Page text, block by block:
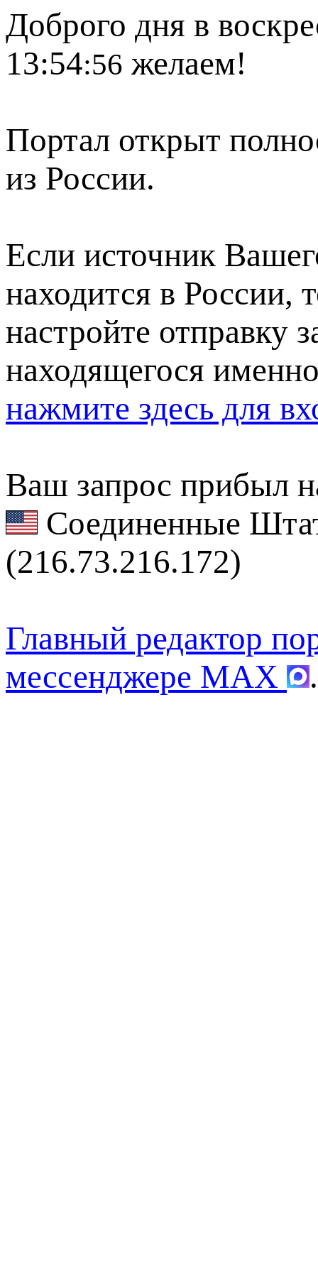
Доброго дня в
13:54:56 желаем!
Портал открыт
из России.
Если источник
находится в России,
настройте отправку
находящегося
нажмите здесь для
Ваш запрос прибыл
Соединенные
(216.73.216.172)
Главный редактор
мессенджере MAX
.